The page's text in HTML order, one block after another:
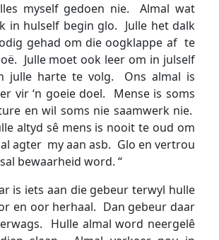
myself gedoen nie. Almal wat
in hulself begin glo. Julle het dalk
gehad om die oogklappe af te
Julle moet ook leer om in julself
julle harte te volg. Ons almal is
vir ‘n goeie doel. Mense is soms
en wil soms nie saamwerk nie.
altyd sê mens is nooit te oud om
agter my aan asb. Glo en vertrou
bewaarheid word. “
is iets aan die gebeur terwyl hulle
en oor herhaal. Dan gebeur daar
Hulle almal word neergelê